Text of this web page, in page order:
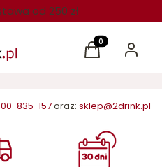
od 250 zł
Produkty w
Koszyk Zaloguj
835-157oraz: sklep@2drink.pl